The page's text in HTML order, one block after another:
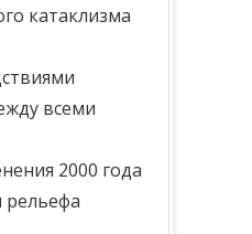
катаклизма
всеми
2000 года
рельефа